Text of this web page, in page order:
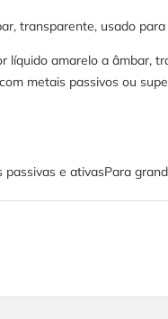
transparente, usado
líquido amarelo a âmbar,
metais passivos ou
e ativasPara